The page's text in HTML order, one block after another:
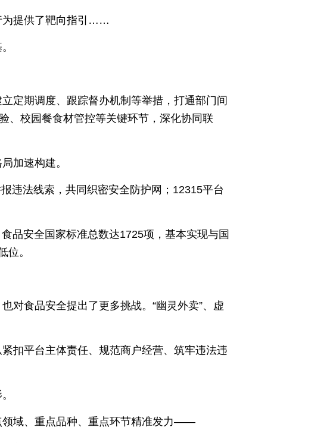
为提供了靶向指引……
定期调度、跟踪督办机制等举措，打通部门间
、校园餐食材管控等关键环节，深化协同联
加速构建。
违法线索，共同织密安全防护网；12315平台
品安全国家标准总数达1725项，基本实现与国
位。
对食品安全提出了更多挑战。“幽灵外卖”、虚
扣平台主体责任、规范商户经营、筑牢违法违
领域、重点品种、重点环节精准发力——